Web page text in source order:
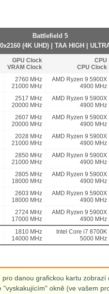
Battlefield 5
(4K UHD) | TAA HIGH |
GPU Clock
VRAM Clock
CPU
CPU Clock
2760 MHz
21000 MHz
AMD Ryzen 9 5900X
4900 MHz
2517 MHz
20000 MHz
AMD Ryzen 9 5900X
4900 MHz
2607 MHz
20000 MHz
AMD Ryzen 9 5900X
4900 MHz
2028 MHz
21000 MHz
AMD Ryzen 9 5900X
4900 MHz
2850 MHz
21000 MHz
AMD Ryzen 9 5900X
4900 MHz
2805 MHz
18000 MHz
AMD Ryzen 9 5900X
4900 MHz
2603 MHz
18000 MHz
AMD Ryzen 9 5900X
4900 MHz
2724 MHz
17000 MHz
AMD Ryzen 9 5900X
4900 MHz
1810 MHz
14000 MHz
Intel Core i7 8700K
5000 MHz
pro danou grafickou kartu
okně (ve vašem